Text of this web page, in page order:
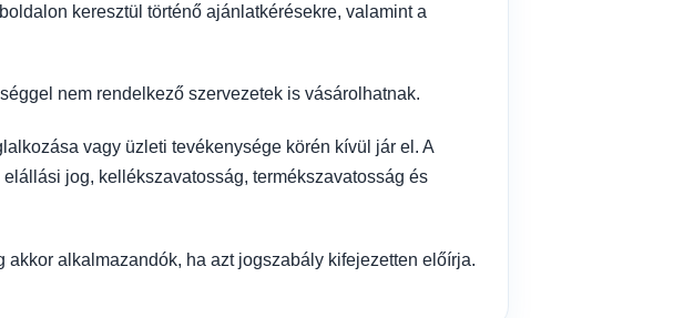
keresztül történő ajánlatkérésekre, valamint a
nem rendelkező szervezetek is vásárolhatnak.
vagy üzleti tevékenysége körén kívül jár el. A
jog, kellékszavatosság, termékszavatosság és
alkalmazandók, ha azt jogszabály kifejezetten előírja.